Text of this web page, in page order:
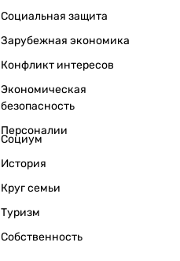
Социальная защита
Зарубежная экономика
Конфликт интересов
Экономическая
безопасность
Персоналии
Социум
История
Круг семьи
Туризм
Собственность